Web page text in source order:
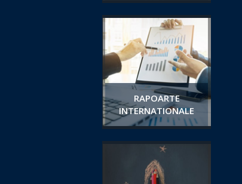
RAPOARTE
INTERNATIONALE